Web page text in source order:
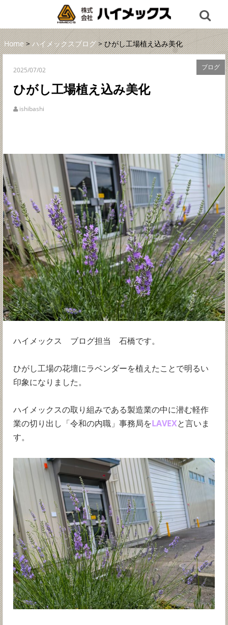
Home>ハイメックスブログ> ひがし工場植え込み美化
ブログ
2025/07/02
ひがし工場植え込み美化
ishibashi
ハイメックス ブログ担当 石橋です。
ひがし工場の花壇にラベンダーを植えたことで明るい
印象になりました。
ハイメックスの取り組みである製造業の中に潜む軽作
業の切り出し「令和の内職」事務局をLAVEXと言いま
す。